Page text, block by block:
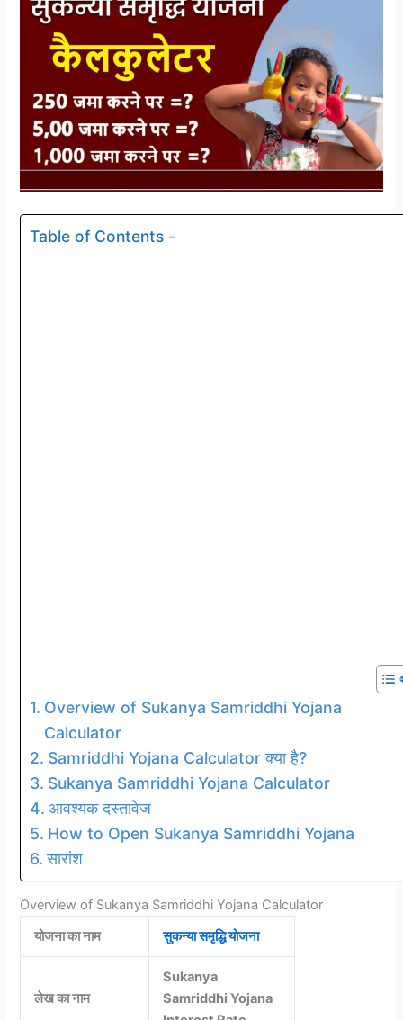
Table of Contents -
Overview of Sukanya Samriddhi Yojana
Calculator
Samriddhi Yojana Calculator क्या है?
Sukanya Samriddhi Yojana Calculator
आवश्यक दस्तावेज
How to Open Sukanya Samriddhi Yojana
सारांश
Overview of Sukanya Samriddhi Yojana Calculator
योजना का नाम
सुकन्या समृद्धि योजना
लेख का नाम
Sukanya
Samriddhi Yojana